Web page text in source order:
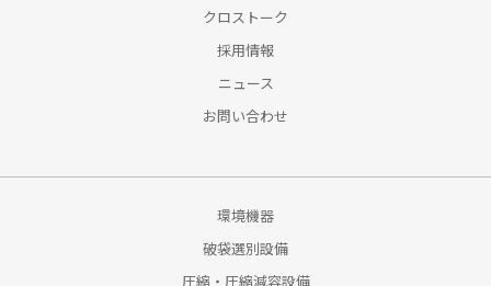
クロストーク
採用情報
ニュース
お問い合わせ
環境機器
破袋選別設備
圧縮・圧縮減容設備